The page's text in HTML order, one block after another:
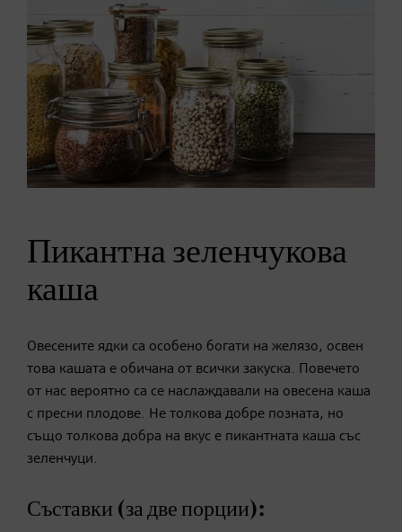
Пикантна зеленчукова
каша
Овесените ядки са особено богати на желязо, освен
това кашата е обичана от всички закуска. Повечето
от нас вероятно са се наслаждавали на овесена каша
с пресни плодове. Не толкова добре позната, но
също толкова добра на вкус е пикантната каша със
зеленчуци.
Съставки (за две порции):